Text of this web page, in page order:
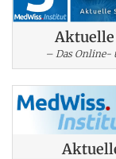
Aktuelle
– Das Online-